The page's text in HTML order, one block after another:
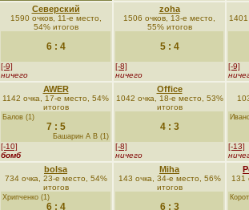
Северский
1590 очков, 11-е место,
54% итогов
6 : 4
[-9]
ничего
zoha
1506 очков, 13-е место,
55% итогов
5 : 4
[-8]
ничего
[-9]
AWER
1142 очка, 17-е место, 54%
итогов
Балов (1)
7 : 5
Башарин А В (1)
[-10]
бомб
Office
1042 очка, 18-е место, 53%
итогов
4 : 3
[-8]
ничего
[-13]
bolsa
734 очка, 23-е место, 54%
итогов
Хрипченко (1)
6 : 4
Miha
143 очка, 34-е место, 56%
итогов
6 : 3
131